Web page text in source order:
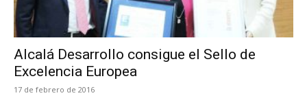
Alcalá Desarrollo consigue el Sello de
Excelencia Europea
17 de febrero de 2016